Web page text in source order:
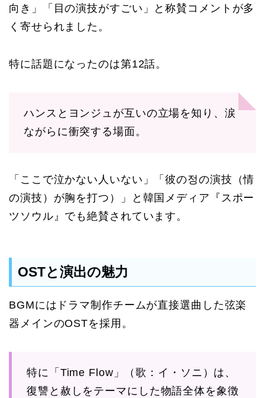
向き」「目の演技がすごい」と称賛コメントが多
く寄せられました。
特に話題になったのは第12話。
ハンスとヨンジュが互いの立場を知り、涙
ながらに衝突する場面。
「ここで泣かない人いない」「彼の정の演技（情
の演技）が胸を打つ）」と韓国メディア『スポー
ツソウル』でも絶賛されています。
OSTと演出の魅力
BGMにはドラマ制作チームが直接選曲した弦楽
器メインのOSTを採用。
特に「Time Flow」（歌：イ・ソニ）は、
復讐と赦しをテーマにした物語全体を象徴